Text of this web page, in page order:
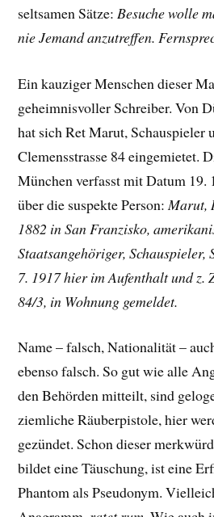
seltsamen Sätze: Besuche wolle
nie Jemand anzutreffen.
Ein kauziger Menschen dieser
geheimnisvoller Schreiber. Von
hat sich Ret Marut, Schauspieler
Clemensstrasse 84 eingemietet.
München verfasst mit Datum 19.
über die suspekte Person: Marut,
1882 in San Franzisko,
Staatsangehöriger, Schauspieler,
7. 1917 hier im Aufenthalt und z.
84/3, in Wohnung gemeldet.
Name – falsch, Nationalität –
ebenso falsch. So gut wie alle
den Behörden mitteilt, sind
ziemliche Räuberpistole, hier
gezündet. Schon dieser
bildet eine Täuschung, ist eine
Phantom als Pseudonym.